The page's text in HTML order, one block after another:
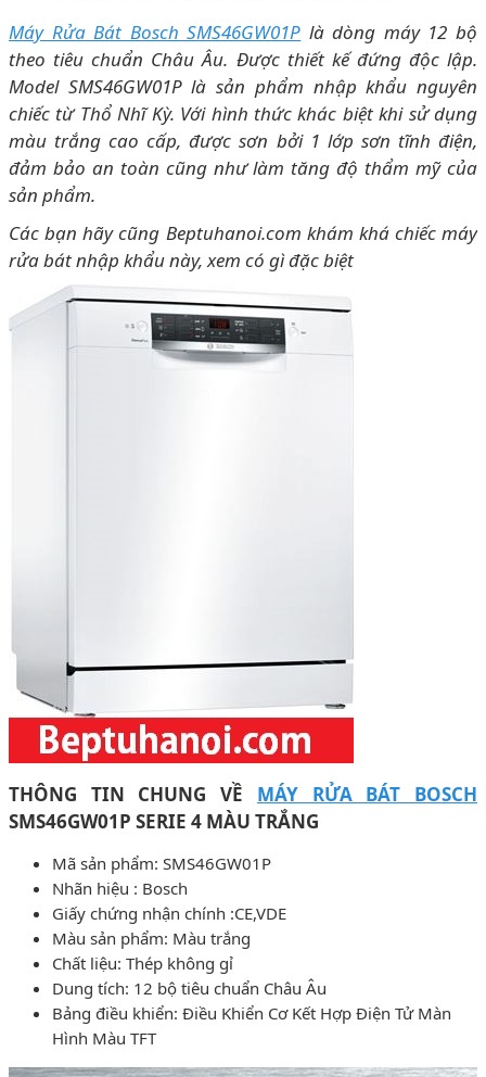
Máy Rửa Bát Bosch SMS46GW01P là dòng máy 12 bộ
theo tiêu chuẩn Châu Âu. Được thiết kế đứng độc lập.
Model SMS46GW01P là sản phẩm nhập khẩu nguyên
chiếc từ Thổ Nhĩ Kỳ. Với hình thức khác biệt khi sử dụng
màu trắng cao cấp, được sơn bởi 1 lớp sơn tĩnh điện,
đảm bảo an toàn cũng như làm tăng độ thẩm mỹ của
sản phẩm.
Các bạn hãy cũng Beptuhanoi.com khám khá chiếc máy
rửa bát nhập khẩu này, xem có gì đặc biệt
THÔNG TIN CHUNG VỀ MÁY RỬA BÁT BOSCH
SMS46GW01P SERIE 4 MÀU TRẮNG
Mã sản phẩm: SMS46GW01P
Nhãn hiệu : Bosch
Giấy chứng nhận chính :CE,VDE
Màu sản phẩm: Màu trắng
Chất liệu: Thép không gỉ
Dung tích: 12 bộ tiêu chuẩn Châu Âu
Bảng điều khiển: Điều Khiển Cơ Kết Hợp Điện Tử Màn
Hình Màu TFT